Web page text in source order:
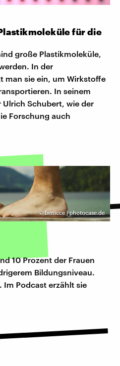
für die
große Plastikmoleküle,
In der
man sie ein, um Wirkstoffe
In seinem
Schubert, wie der
Forschung auch
©benicce | photocase.de
10 Prozent der Frauen
Bildungsniveau.
Im Podcast erzählt sie